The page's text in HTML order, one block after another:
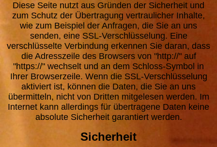
Diese Seite nutzt aus Gründen der Sicherheit und
zum Schutz der Übertragung vertraulicher Inhalte,
wie zum Beispiel der Anfragen, die Sie an uns
senden, eine SSL-Verschlüsselung. Eine
verschlüsselte Verbindung erkennen Sie daran, dass
die Adresszeile des Browsers von "http://" auf
"https://" wechselt und an dem Schloss-Symbol in
Ihrer Browserzeile. Wenn die SSL-Verschlüsselung
aktiviert ist, können die Daten, die Sie an uns
übermitteln, nicht von Dritten mitgelesen werden. Im
Internet kann allerdings für übertragene Daten keine
absolute Sicherheit garantiert werden.
Sicherheit